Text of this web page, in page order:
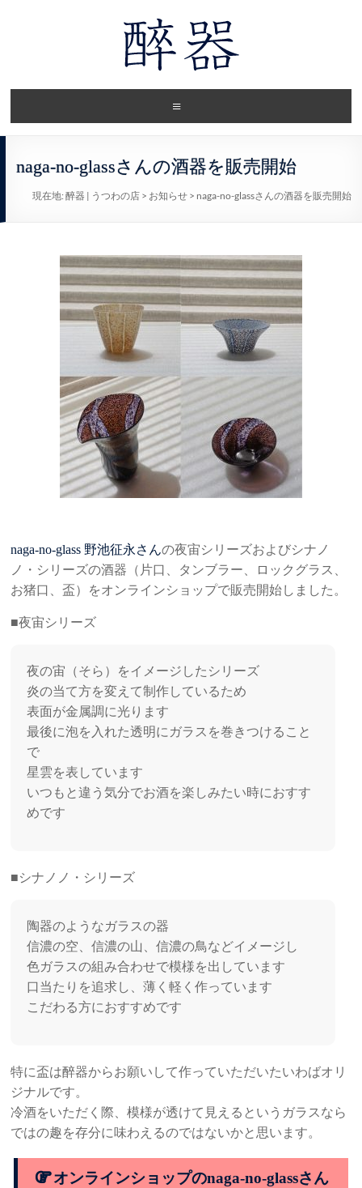
naga-no-glassさんの酒器を販売開始
現在地: 醉器 | うつわの店> お知らせ> naga-no-glassさんの酒器を販売開始
naga-no-glass 野池征永さんの夜宙シリーズおよびシナノ
ノ・シリーズの酒器（片口、タンブラー、ロックグラス、
お猪口、盃）をオンラインショップで販売開始しました。
■夜宙シリーズ
夜の宙（そら）をイメージしたシリーズ
炎の当て方を変えて制作しているため
表面が金属調に光ります
最後に泡を入れた透明にガラスを巻きつけること
で
星雲を表しています
いつもと違う気分でお酒を楽しみたい時におすす
めです
■シナノノ・シリーズ
陶器のようなガラスの器
信濃の空、信濃の山、信濃の鳥などイメージし
色ガラスの組み合わせで模様を出しています
口当たりを追求し、薄く軽く作っています
こだわる方におすすめです
特に盃は醉器からお願いして作っていただいたいわばオリ
ジナルです。
冷酒をいただく際、模様が透けて見えるというガラスなら
ではの趣を存分に味わえるのではないかと思います。
オンラインショップのnaga-no-glassさん